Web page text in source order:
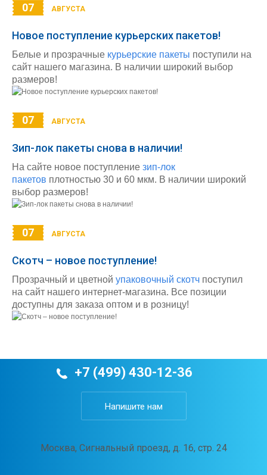
07 АВГУСТА
Новое поступление курьерских пакетов!
Белые и прозрачные курьерские пакеты поступили на
сайт нашего магазина. В наличии широкий выбор
размеров!
07 АВГУСТА
Зип-лок пакеты снова в наличии!
На сайте новое поступление зип-лок
пакетов плотностью 30 и 60 мкм. В наличии широкий
выбор размеров!
07 АВГУСТА
Скотч – новое поступление!
Прозрачный и цветной упаковочный скотч поступил
на сайт нашего интернет-магазина. Все позиции
доступны для заказа оптом и в розницу!
+7 (499) 430-12-36
Напишите нам
Москва, Сигнальный проезд, д. 16, стр. 24